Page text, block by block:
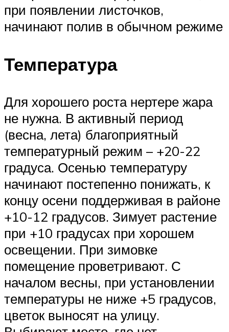
при появлении листочков,
начинают полив в обычном режиме
Температура
Для хорошего роста нертере жара
не нужна. В активный период
(весна, лета) благоприятный
температурный режим – +20-22
градуса. Осенью температуру
начинают постепенно понижать, к
концу осени поддерживая в районе
+10-12 градусов. Зимует растение
при +10 градусах при хорошем
освещении. При зимовке
помещение проветривают. С
началом весны, при установлении
температуры не ниже +5 градусов,
цветок выносят на улицу.